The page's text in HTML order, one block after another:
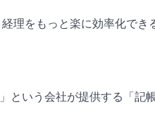
理をもっと楽に効率化でき
という会社が提供する「記